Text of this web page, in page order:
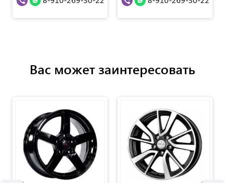
Вас может заинтересовать